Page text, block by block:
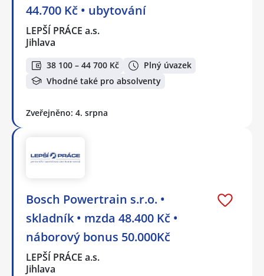
44.700 Kč • ubytování
LEPŠÍ PRÁCE a.s.
Jihlava
38 100 – 44 700 Kč
Plný úvazek
Vhodné také pro absolventy
Zveřejněno: 4. srpna
Bosch Powertrain s.r.o. •
skladník • mzda 48.400 Kč •
náborový bonus 50.000Kč
LEPŠÍ PRÁCE a.s.
Jihlava